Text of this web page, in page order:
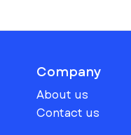
Company
About us
Contact us